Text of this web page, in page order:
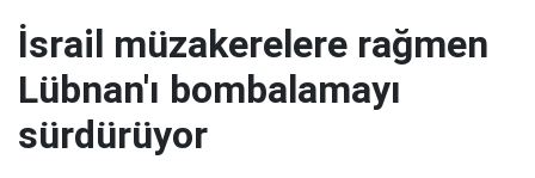
İsrail müzakerelere rağmen
Lübnan'ı bombalamayı
sürdürüyor